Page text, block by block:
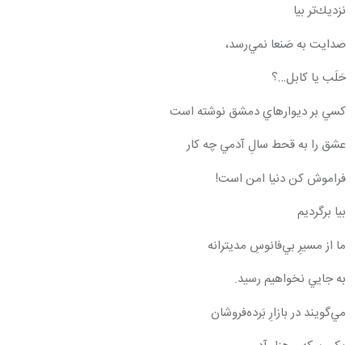
نزديك‌تر بيا
صدايت به صَنعا نمي‌رسد،
حَلَب يا كابل…؟
كسي بر ديوارهاي دمشق نوشته است
عشق را به قحط سالِ آدمي چه كار
فراموش كن دنيا امن است!
بيا برگرديم
ما از مسيرِ بي‌فانوسِ مديترانه
به جايي نخواهيم رسيد.
مي‌گويند در بازارِ بَرده‌فروشان